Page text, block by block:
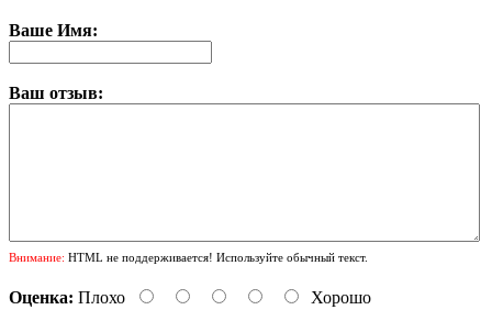
Ваше Имя:
Ваш отзыв:
Внимание: HTML не поддерживается! Используйте обычный текст.
Оценка: Плохо Хорошо